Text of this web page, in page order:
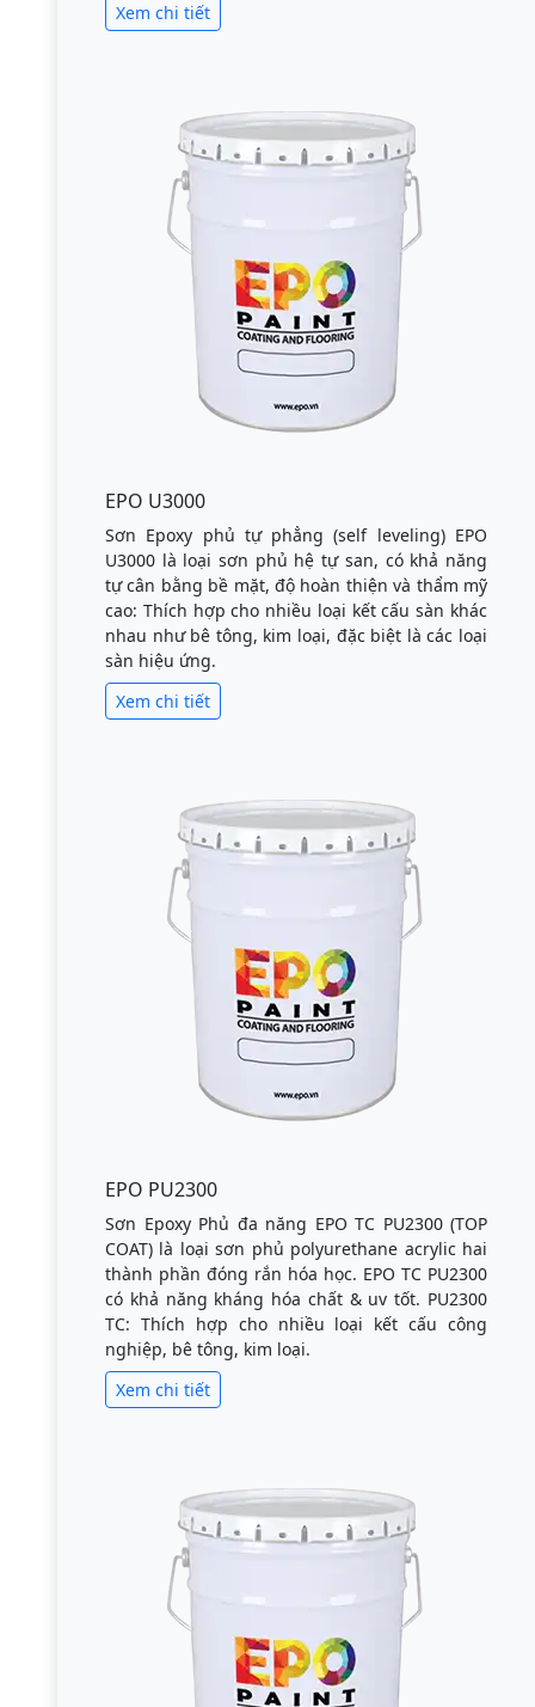
Xem chi tiết
EPO U3000
Sơn Epoxy phủ tự phẳng (self leveling) EPO
U3000 là loại sơn phủ hệ tự san, có khả năng
tự cân bằng bề mặt, độ hoàn thiện và thẩm mỹ
cao: Thích hợp cho nhiều loại kết cấu sàn khác
nhau như bê tông, kim loại, đặc biệt là các loại
sàn hiệu ứng.
Xem chi tiết
EPO PU2300
Sơn Epoxy Phủ đa năng EPO TC PU2300 (TOP
COAT) là loại sơn phủ polyurethane acrylic hai
thành phần đóng rắn hóa học. EPO TC PU2300
có khả năng kháng hóa chất & uv tốt. PU2300
TC: Thích hợp cho nhiều loại kết cấu công
nghiệp, bê tông, kim loại.
Xem chi tiết